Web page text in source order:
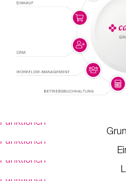
Funktionen
Funktionen
Funktionen